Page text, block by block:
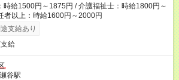
時給1500円～1875円 / 介護福祉士：時給1800円～
者以上：時給1600円～2000円
支給あり
給
瀬谷駅